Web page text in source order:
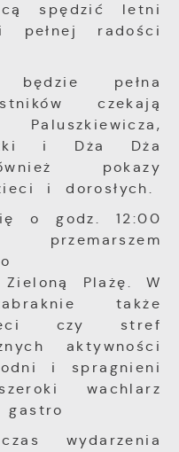
spędzić letni
radości
będzie pełna
czekają
i Dża Dża
pokazy
i dorosłych.
o godz. 12:00
Plażę. W
także
czy stref
aktywności
i spragnieni
wachlarz
wydarzenia
usług.
nasze treści w